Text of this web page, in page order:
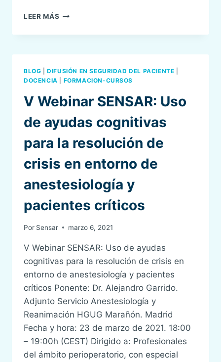
LEER MÁS VI
SENSAR:
ÉXITO
BLOG |DIFUSIÓN EN SEGURIDAD DEL PACIENTE
DOCENCIA
FORMACION-CURSOS
V Webinar SENSAR: Uso
de ayudas cognitivas
para la resolución de
crisis en entorno de
anestesiología y
pacientes críticos
Por Sensar marzo 6, 2021
V Webinar SENSAR: Uso de ayudas
cognitivas para la resolución de crisis en
entorno de anestesiología y pacientes
críticos Ponente: Dr. Alejandro Garrido.
Adjunto Servicio Anestesiología y
Reanimación HGUG Marañón. Madrid
Fecha y hora: 23 de marzo de 2021. 18:00
– 19:00h (CEST) Dirigido a: Profesionales
del ámbito perioperatorio, con especial